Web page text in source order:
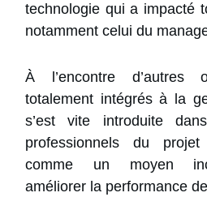
technologie qui a impacté
notamment celui du
À l’encontre d’autres
totalement intégrés à la
s’est vite introduite
professionnels du
comme un moyen
améliorer la performance